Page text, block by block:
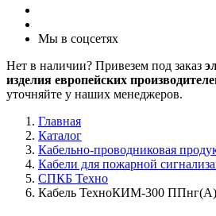
Мы в соцсетях
Нет в наличии? Привезем под заказ
изделия европейских
уточняйте у наших менеджеров.
Главная
Каталог
Кабельно-проводниковая
Кабели для пожарной
СПКБ Техно
Кабель ТехноКИМ-300